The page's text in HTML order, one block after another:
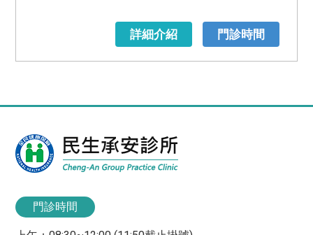
門診時間
詳細介紹
門診時間